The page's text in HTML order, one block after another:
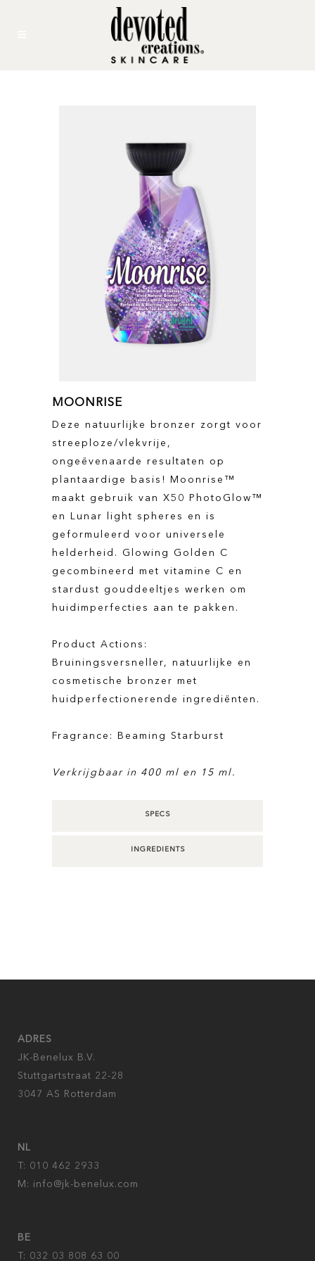
MOONRISE
Deze natuurlijke bronzer zorgt voor
streeploze/vlekvrije,
ongeëvenaarde resultaten op
plantaardige basis! Moonrise™
maakt gebruik van X50 PhotoGlow™
en Lunar light spheres en is
geformuleerd voor universele
helderheid. Glowing Golden C
gecombineerd met vitamine C en
stardust gouddeeltjes werken om
huidimperfecties aan te pakken.
Product Actions:
Bruiningsversneller, natuurlijke en
cosmetische bronzer met
huidperfectionerende ingrediënten.
Fragrance: Beaming Starburst
Verkrijgbaar in 400 ml en 15 ml.
SPECS
INGREDIENTS
ADRES
JK-Benelux B.V.
Stuttgartstraat 22-28
3047 AS Rotterdam
NL
T: 010 462 2933
M: info@jk-benelux.com
BE
T: 032 03 808 63 00